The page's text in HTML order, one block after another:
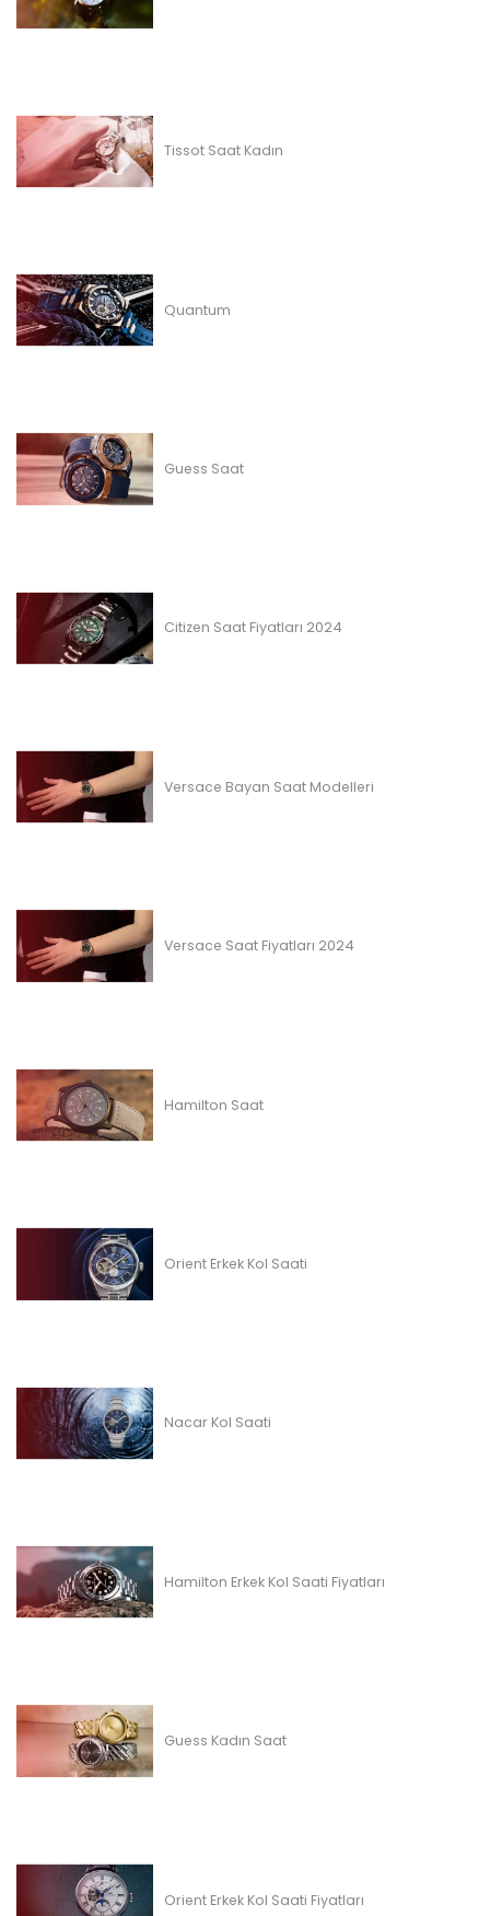
Tissot Saat Kadın
Quantum
Guess Saat
Citizen Saat Fiyatları 2024
Versace Bayan Saat Modelleri
Versace Saat Fiyatları 2024
Hamilton Saat
Orient Erkek Kol Saati
Nacar Kol Saati
Hamilton Erkek Kol Saati Fiyatları
Guess Kadın Saat
Orient Erkek Kol Saati Fiyatları